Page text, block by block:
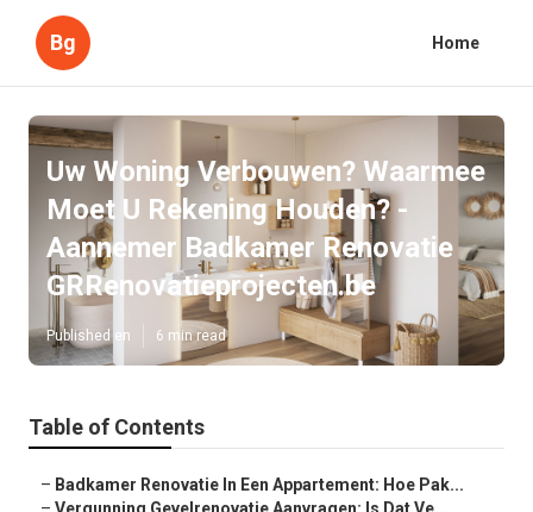
Bg Home
Uw Woning Verbouwen? Waarmee
Moet U Rekening Houden? -
Aannemer Badkamer Renovatie
GRRenovatieprojecten.be
Published en 6 min read
Table of Contents
– Badkamer Renovatie In Een Appartement: Hoe Pak...